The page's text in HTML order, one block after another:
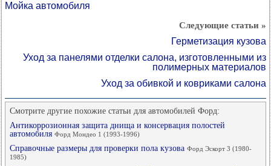
Мойка автомобиля
Следующие статьи »
Герметизация кузова
Уход за панелями отделки салона, изготовленными из
полимерных материалов
Уход за обивкой и ковриками салона
Смотрите другие похожие статьи для автомобилей Форд:
Антикоррозионная защита днища и консервация полостей
автомобиля Форд Мондео 1 (1993-1996)
Справочные размеры для проверки пола кузова Форд Эскорт 3 (1980-
1985)